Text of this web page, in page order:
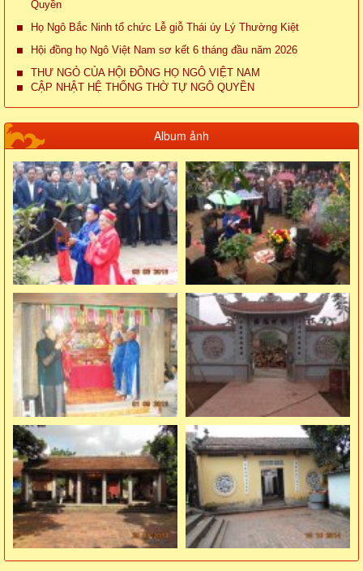
Quyền
Họ Ngô Bắc Ninh tổ chức Lễ giỗ Thái úy Lý Thường Kiệt
Hội đồng họ Ngô Việt Nam sơ kết 6 tháng đầu năm 2026
THƯ NGỎ CỦA HỘI ĐỒNG HỌ NGÔ VIỆT NAM
CẬP NHẬT HỆ THỐNG THỜ TỰ NGÔ QUYỀN
Album ảnh